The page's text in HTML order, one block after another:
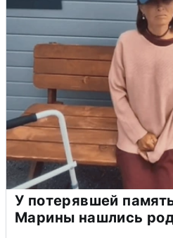
У потерявшей
Марины нашлись